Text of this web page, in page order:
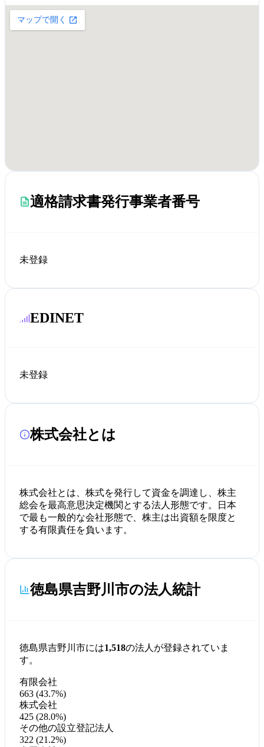
適格請求書発行事業者番号
未登録
EDINET
未登録
株式会社とは
株式会社とは、株式を発行して資金を調達し、株主
総会を最高意思決定機関とする法人形態です。日本
で最も一般的な会社形態で、株主は出資額を限度と
する有限責任を負います。
徳島県吉野川市の法人統計
徳島県吉野川市には1,518の法人が登録されていま
す。
有限会社
663 (43.7%)
株式会社
425 (28.0%)
その他の設立登記法人
322 (21.2%)